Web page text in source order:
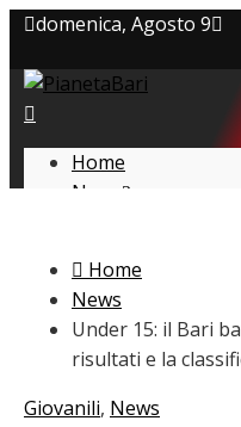
domenica, Agosto 9
Privacy policy
Cookie Policy
Home
News
L’avversario
Giovanili
Le pagelle
Interviste
Focus
Home
News
Under 15: il Bari
risultati e la
Giovanili, News